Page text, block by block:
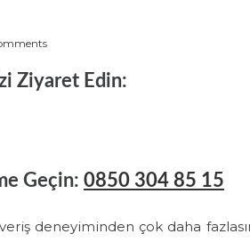
Ziyaret Edin:
Geçin: 0850 304 85 15
deneyiminden çok daha